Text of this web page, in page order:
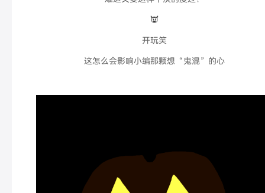
👿
开玩笑
这怎么会影响小编那颗想“鬼混”的心